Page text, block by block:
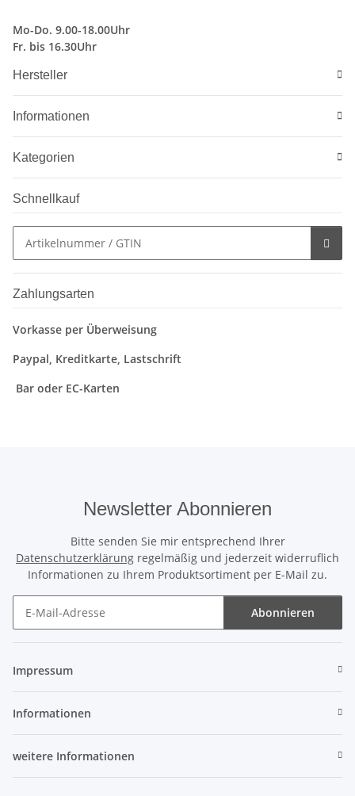
Mo-Do. 9.00-18.00Uhr
Fr. bis 16.30Uhr
Hersteller
Informationen
Kategorien
Schnellkauf
Zahlungsarten
Vorkasse per Überweisung
Paypal, Kreditkarte, Lastschrift
Bar oder EC-Karten
Newsletter Abonnieren
Bitte senden Sie mir entsprechend Ihrer
Datenschutzerklärung regelmäßig und jederzeit widerruflich
Informationen zu Ihrem Produktsortiment per E-Mail zu.
Abonnieren
Impressum
Informationen
weitere Informationen